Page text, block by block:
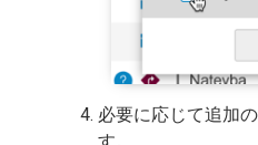
必要に応じて追加
す。